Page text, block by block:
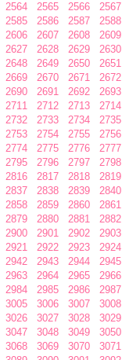
2564 2565 2566 2567
2585 2586 2587 2588
2606 2607 2608 2609
2627 2628 2629 2630
2648 2649 2650 2651
2669 2670 2671 2672
2690 2691 2692 2693
2711 2712 2713 2714
2732 2733 2734 2735
2753 2754 2755 2756
2774 2775 2776 2777
2795 2796 2797 2798
2816 2817 2818 2819
2837 2838 2839 2840
2858 2859 2860 2861
2879 2880 2881 2882
2900 2901 2902 2903
2921 2922 2923 2924
2942 2943 2944 2945
2963 2964 2965 2966
2984 2985 2986 2987
3005 3006 3007 3008
3026 3027 3028 3029
3047 3048 3049 3050
3068 3069 3070 3071